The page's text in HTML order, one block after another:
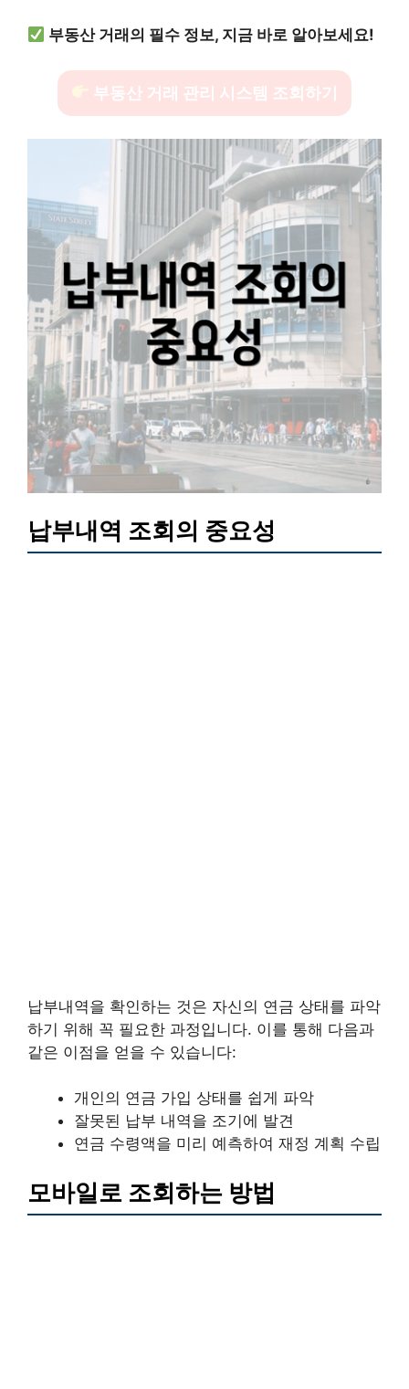
부동산 거래의 필수 정보, 지금 바로 알아보세요!
부동산 거래 관리 시스템 조회하기
납부내역 조회의 중요성
납부내역을 확인하는 것은 자신의 연금 상태를 파악
하기 위해 꼭 필요한 과정입니다. 이를 통해 다음과
같은 이점을 얻을 수 있습니다:
개인의 연금 가입 상태를 쉽게 파악
잘못된 납부 내역을 조기에 발견
연금 수령액을 미리 예측하여 재정 계획 수립
모바일로 조회하는 방법